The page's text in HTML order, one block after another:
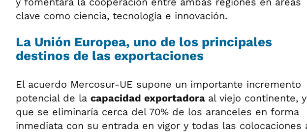
clave como ciencia, tecnología e innovación.
La Unión Europea, uno de los principales
destinos de las exportaciones
El acuerdo Mercosur-UE supone un importante incremento
potencial de la capacidad exportadora al viejo continente,
que se eliminaría cerca del 70% de los aranceles en forma
inmediata con su entrada en vigor y todas las colocaciones